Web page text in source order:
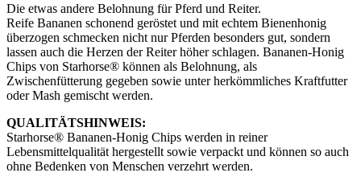
Die etwas andere Belohnung für Pferd und Reiter.
Reife Bananen schonend geröstet und mit echtem Bienenhonig
überzogen schmecken nicht nur Pferden besonders gut, sondern
lassen auch die Herzen der Reiter höher schlagen. Bananen-Honig
Chips von Starhorse® können als Belohnung, als
Zwischenfütterung gegeben sowie unter herkömmliches Kraftfutter
oder Mash gemischt werden.
QUALITÄTSHINWEIS:
Starhorse® Bananen-Honig Chips werden in reiner
Lebensmittelqualität hergestellt sowie verpackt und können so auch
ohne Bedenken von Menschen verzehrt werden.